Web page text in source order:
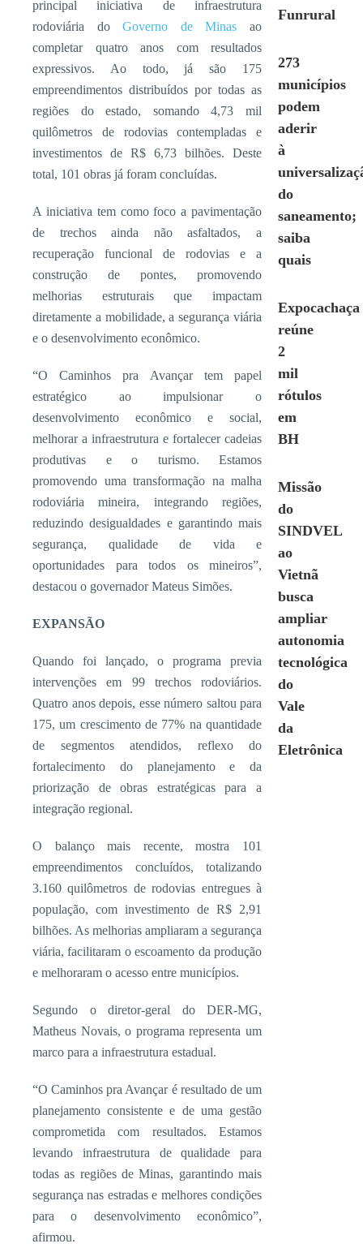
principal iniciativa de infraestrutura
rodoviária doGoverno de Minas ao
completar quatro anos com resultados
expressivos. Ao todo, já são 175
empreendimentos distribuídos por todas as
regiões do estado, somando 4,73 mil
quilômetros de rodovias contempladas e
investimentos de R$ 6,73 bilhões. Deste
total, 101 obras já foram concluídas.
A iniciativa tem como foco a pavimentação
de trechos ainda não asfaltados, a
recuperação funcional de rodovias e a
construção de pontes, promovendo
melhorias estruturais que impactam
diretamente a mobilidade, a segurança viária
e o desenvolvimento econômico.
“O Caminhos pra Avançar tem papel
estratégico ao impulsionar o
desenvolvimento econômico e social,
melhorar a infraestrutura e fortalecer cadeias
produtivas e o turismo. Estamos
promovendo uma transformação na malha
rodoviária mineira, integrando regiões,
reduzindo desigualdades e garantindo mais
segurança, qualidade de vida e
oportunidades para todos os mineiros”,
destacou o governador Mateus Simões.
EXPANSÃO
Quando foi lançado, o programa previa
intervenções em 99 trechos rodoviários.
Quatro anos depois, esse número saltou para
175, um crescimento de 77% na quantidade
de segmentos atendidos, reflexo do
fortalecimento do planejamento e da
priorização de obras estratégicas para a
integração regional.
O balanço mais recente, mostra 101
empreendimentos concluídos, totalizando
3.160 quilômetros de rodovias entregues à
população, com investimento de R$ 2,91
bilhões. As melhorias ampliaram a segurança
viária, facilitaram o escoamento da produção
e melhoraram o acesso entre municípios.
Segundo o diretor-geral do DER-MG,
Matheus Novais, o programa representa um
marco para a infraestrutura estadual.
“O Caminhos pra Avançar é resultado de um
planejamento consistente e de uma gestão
comprometida com resultados. Estamos
levando infraestrutura de qualidade para
todas as regiões de Minas, garantindo mais
segurança nas estradas e melhores condições
para o desenvolvimento econômico”,
afirmou.
Funrural
273
municípios
podem
aderir
à
do
saneamento;
saiba
quais
Expocachaça
reúne
2
mil
rótulos
em
BH
Missão
do
SINDVEL
ao
Vietnã
busca
ampliar
autonomia
tecnológica
do
Vale
da
Eletrônica